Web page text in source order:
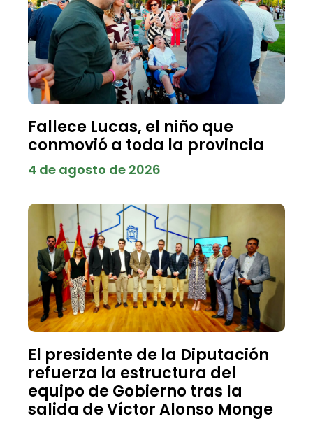
Fallece Lucas, el niño que
conmovió a toda la provincia
4 de agosto de 2026
El presidente de la Diputación
refuerza la estructura del
equipo de Gobierno tras la
salida de Víctor Alonso Monge